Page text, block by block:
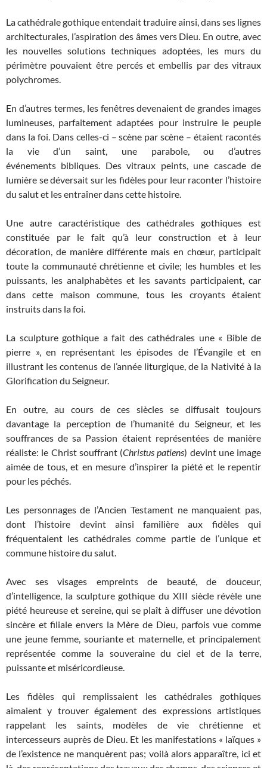
La cathédrale gothique entendait traduire ainsi, dans ses lignes
architecturales, l’aspiration des âmes vers Dieu. En outre, avec
les nouvelles solutions techniques adoptées, les murs du
périmètre pouvaient être percés et embellis par des vitraux
polychromes.
En d’autres termes, les fenêtres devenaient de grandes images
lumineuses, parfaitement adaptées pour instruire le peuple
dans la foi. Dans celles-ci – scène par scène – étaient racontés
la vie d’un saint, une parabole, ou d’autres
événements bibliques. Des vitraux peints, une cascade de
lumière se déversait sur les fidèles pour leur raconter l’histoire
du salut et les entraîner dans cette histoire.
Une autre caractéristique des cathédrales gothiques est
constituée par le fait qu’à leur construction et à leur
décoration, de manière différente mais en chœur, participait
toute la communauté chrétienne et civile; les humbles et les
puissants, les analphabètes et les savants participaient, car
dans cette maison commune, tous les croyants étaient
instruits dans la foi.
La sculpture gothique a fait des cathédrales une « Bible de
pierre », en représentant les épisodes de l’Évangile et en
illustrant les contenus de l’année liturgique, de la Nativité à la
Glorification du Seigneur.
En outre, au cours de ces siècles se diffusait toujours
davantage la perception de l’humanité du Seigneur, et les
souffrances de sa Passion étaient représentées de manière
réaliste: le Christ souffrant (Christus patiens) devint une image
aimée de tous, et en mesure d’inspirer la piété et le repentir
pour les péchés.
Les personnages de l’Ancien Testament ne manquaient pas,
dont l’histoire devint ainsi familière aux fidèles qui
fréquentaient les cathédrales comme partie de l’unique et
commune histoire du salut.
Avec ses visages empreints de beauté, de douceur,
d’intelligence, la sculpture gothique du XIII siècle révèle une
piété heureuse et sereine, qui se plaît à diffuser une dévotion
sincère et filiale envers la Mère de Dieu, parfois vue comme
une jeune femme, souriante et maternelle, et principalement
représentée comme la souveraine du ciel et de la terre,
puissante et miséricordieuse.
Les fidèles qui remplissaient les cathédrales gothiques
aimaient y trouver également des expressions artistiques
rappelant les saints, modèles de vie chrétienne et
intercesseurs auprès de Dieu. Et les manifestations « laïques »
de l’existence ne manquèrent pas; voilà alors apparaître, ici et